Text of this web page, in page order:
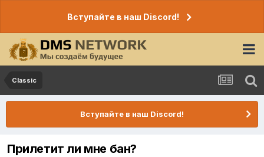
Вступайте в наш Discord!
Classic
Вступайте в наш Discord!
Прилетит ли мне бан?